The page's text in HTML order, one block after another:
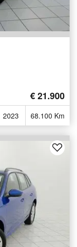
€ 21.900
2023 68.100 Km